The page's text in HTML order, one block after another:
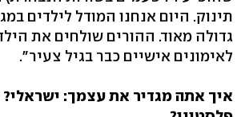
תינוק. היום אנחנו המודל לילדים
גדולה מאוד. ההורים שולחים את
לאימונים אישיים כבר בגיל צעיר".
איך אתה מגדיר את עצמך: ישראלי?